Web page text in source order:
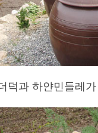
덕과 하얀민들레